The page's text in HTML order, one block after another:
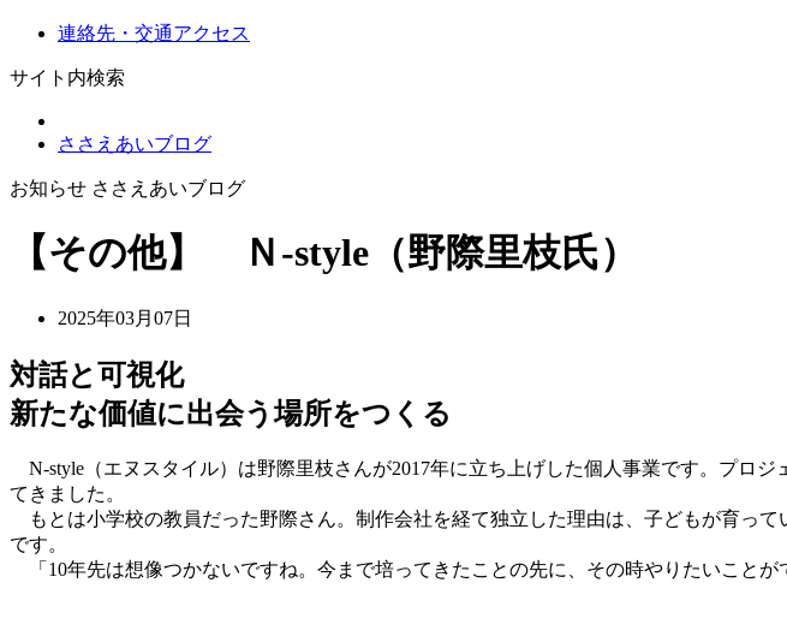
連絡先・交通アクセス
サイト内検索
ささえあいブログ
お知らせ ささえあいブログ
【その他】 Ｎ-style（野際里枝氏）
2025年03月07日
対話と可視化
新たな価値に出会う場所をつくる
N-style（エヌスタイル）は野際里枝さんが2017年に立ち上げした個人事業です。プロ
てきました。
もとは小学校の教員だった野際さん。制作会社を経て独立した理由は、子どもが育っ
です。
「10年先は想像つかないですね。今まで培ってきたことの先に、その時やりたいことが